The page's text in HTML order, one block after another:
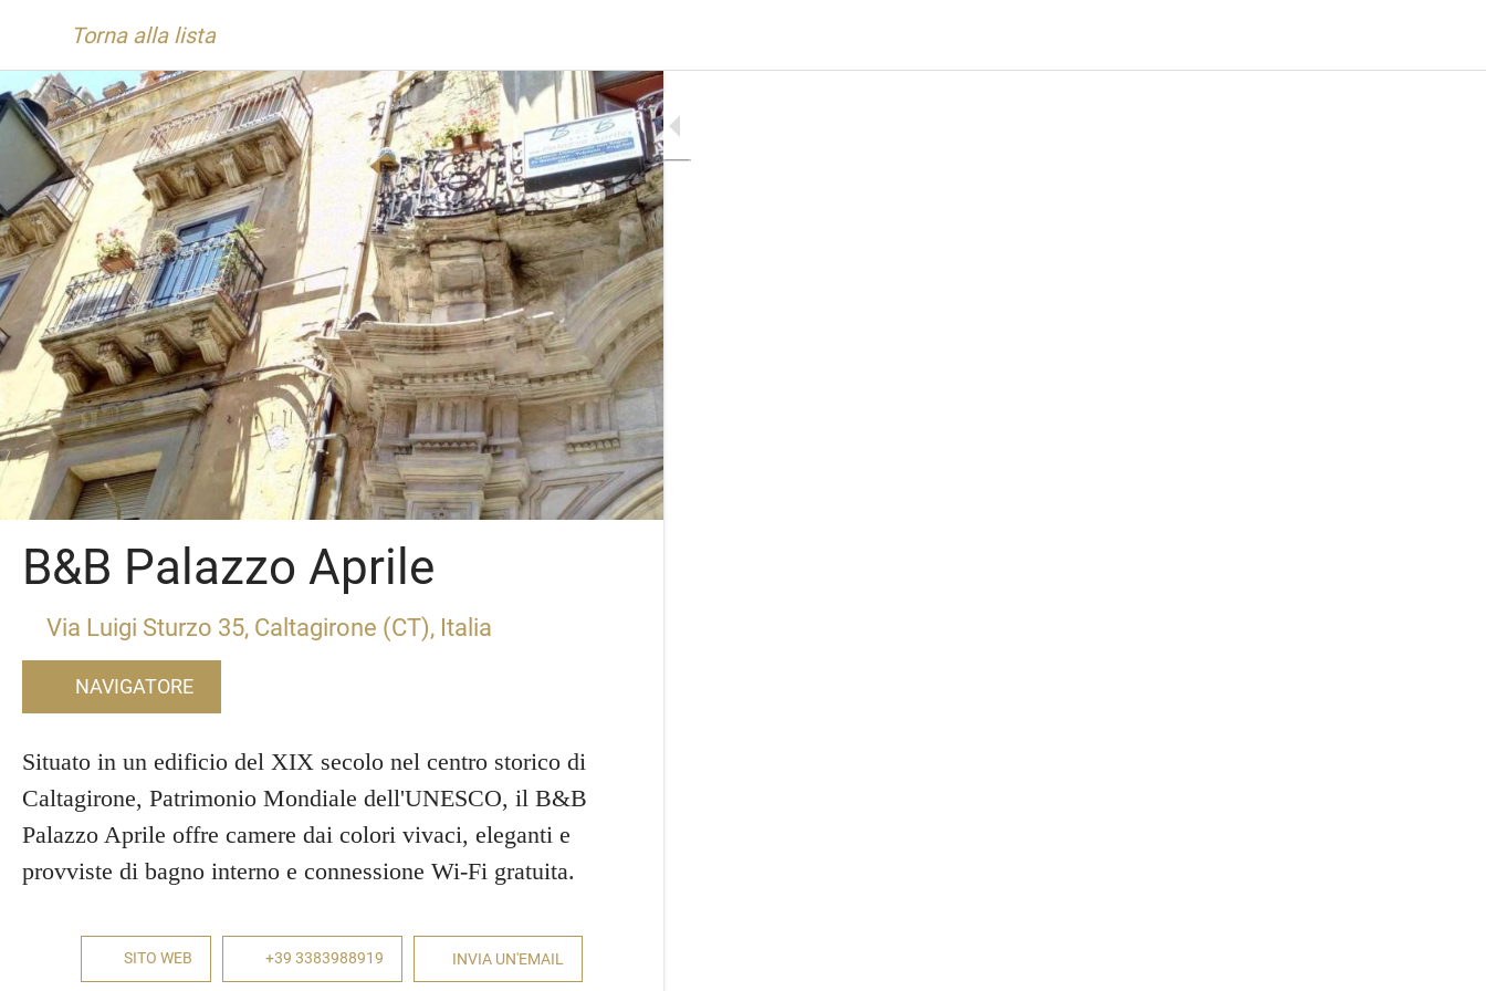
Torna alla lista
B&B Palazzo Aprile
Via Luigi Sturzo 35, Caltagirone (CT), Italia
NAVIGATORE
Situato in un edificio del XIX secolo nel centro storico di
Caltagirone, Patrimonio Mondiale dell'UNESCO, il B&B
Palazzo Aprile offre camere dai colori vivaci, eleganti e
provviste di bagno interno e connessione Wi-Fi gratuita.
SITO WEB +39 3383988919 INVIA UN'EMAIL